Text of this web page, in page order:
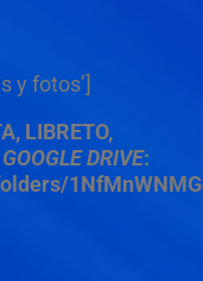
y fotos’]
LIBRETO,
DRIVE: